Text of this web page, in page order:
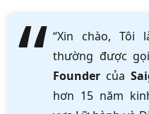
“Xin chào, Tôi
thường được
Founder của
hơn 15 năm